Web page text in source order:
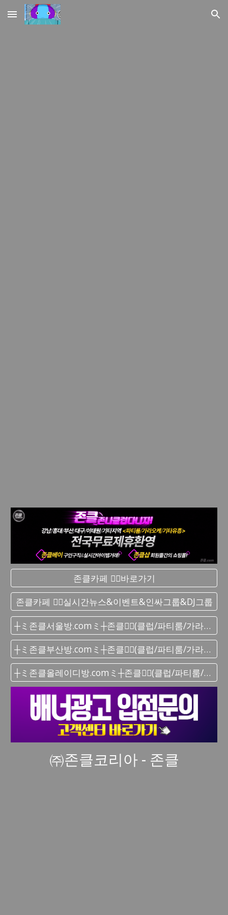
Skip to main content Skip to navigation
존클카페 ❤️‍🔥바로가기
존클카페 ❤️‍🔥실시간 뉴스&이벤트&인싸그룹&DJ그룹
┼ミ존클서울방.comミ┼존클❤️‍🔥(클럽/파티룸/가라오케) - 단톡방
┼ミ존클부산방.comミ┼존클❤️‍🔥(클럽/파티룸/가라오케) - 단톡방
┼ミ존클올레이디방.comミ┼존클❤️‍🔥(클럽/파티룸/가라오케) - 단톡방
㈜존클코리아 - 존클